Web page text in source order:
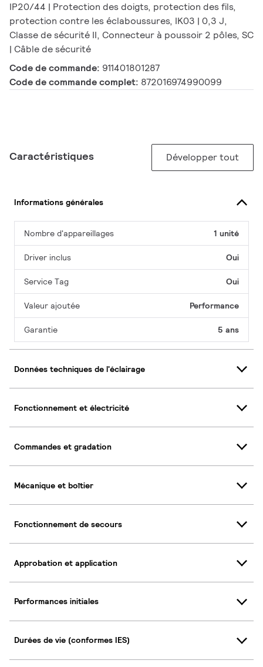
IP20/44 | Protection des doigts, protection des fils,
protection contre les éclaboussures, IK03 | 0,3 J,
Classe de sécurité II, Connecteur à poussoir 2 pôles, SC
| Câble de sécurité
Code de commande: 911401801287
Code de commande complet: 872016974990099
Caractéristiques Développer tout
Informations générales
Nombre d'appareillages 1 unité
Driver inclus Oui
Service Tag Oui
Valeur ajoutée Performance
Garantie 5 ans
Données techniques de l'éclairage
Fonctionnement et électricité
Commandes et gradation
Mécanique et boîtier
Fonctionnement de secours
Approbation et application
Performances initiales
Durées de vie (conformes IES)